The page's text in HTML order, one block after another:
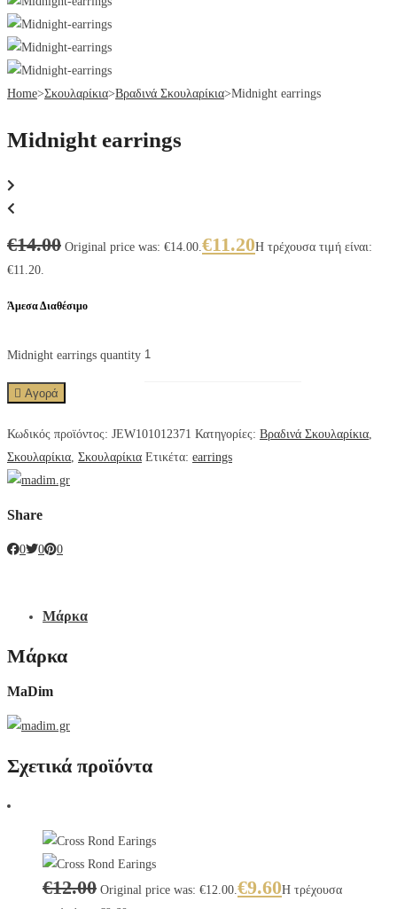
Home>Σκουλαρίκια>Βραδινά Σκουλαρίκια>Midnight earrings
Midnight earrings
€14.00 Original price was: €14.00. €11.20Η τρέχουσα τιμή είναι:
€11.20.
Άμεσα Διαθέσιμο
Midnight earrings quantity
Αγορά
Κωδικός προϊόντος: JEW101012371 Κατηγορίες: Βραδινά Σκουλαρίκια
Σκουλαρίκια Σκουλαρίκια Ετικέτα: earrings
Share
0 0 0
Μάρκα
Μάρκα
MaDim
Σχετικά προϊόντα
€12.00 Original price was: €12.00.€9.60Η τρέχουσα